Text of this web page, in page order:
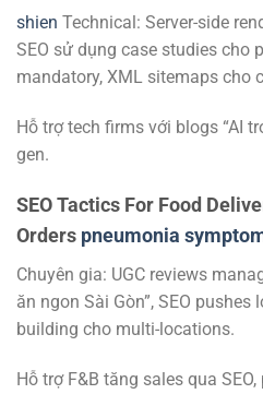
shien Technical: Server-side
SEO sử dụng case studies cho
mandatory, XML sitemaps cho
Hỗ trợ tech firms với blogs “AI
gen.
SEO Tactics For Food
Orders pneumonia
Chuyên gia: UGC reviews
ăn ngon Sài Gòn”, SEO
building cho multi-locations.
Hỗ trợ F&B tăng sales qua